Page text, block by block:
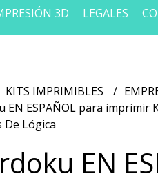
3D LEGALES
KITS IMPRIMIBLES
EN ESPAÑOL para imprimir
De Lógica
EN